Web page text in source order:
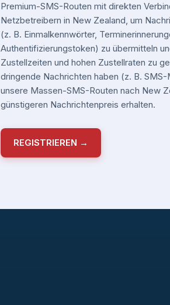
Premium-SMS-Routen mit direkten
Netzbetreibern in New Zealand, um
(z. B. Einmalkennwörter,
Authentifizierungstoken) zu übermitteln
Zustellzeiten und hohen Zustellraten zu
dringende Nachrichten haben (z. B.
unsere Massen-SMS-Routen nach New
günstigeren Nachrichtenpreis erhalten.
REGISTRIEREN →